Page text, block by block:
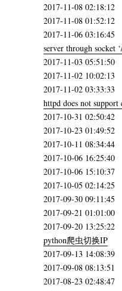
2017-11-08 02:18:12
2017-11-08 01:52:12
2017-11-06 03:16:45
server through socket
2017-11-03 05:51:50
2017-11-02 10:02:13
2017-11-02 03:33:33
httpd does not support
2017-10-31 02:50:42
2017-10-23 01:49:52
2017-10-11 08:34:44
2017-10-06 16:25:40
2017-10-06 15:10:37
2017-10-05 02:14:25
2017-09-30 09:11:45
2017-09-21 01:01:00
2017-09-20 13:25:22
python爬虫切换IP
2017-09-13 14:08:39
2017-09-08 08:13:51
2017-08-23 02:48:47